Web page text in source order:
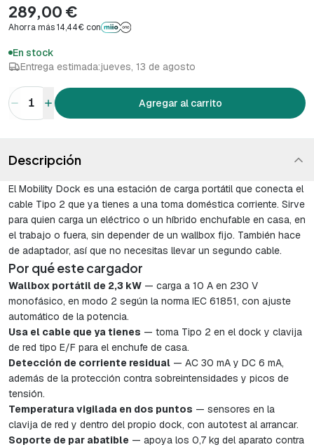
289,00 €
Ahorra más 14,44€ con
En stock
Entrega estimada:jueves, 13 de agosto
1 Agregar al carrito
Descripción
El Mobility Dock es una estación de carga portátil que conecta el
cable Tipo 2 que ya tienes a una toma doméstica corriente. Sirve
para quien carga un eléctrico o un híbrido enchufable en casa, en
el trabajo o fuera, sin depender de un wallbox fijo. También hace
de adaptador, así que no necesitas llevar un segundo cable.
Por qué este cargador
Wallbox portátil de 2,3 kW — carga a 10 A en 230 V
monofásico, en modo 2 según la norma IEC 61851, con ajuste
automático de la potencia.
Usa el cable que ya tienes — toma Tipo 2 en el dock y clavija
de red tipo E/F para el enchufe de casa.
Detección de corriente residual — AC 30 mA y DC 6 mA,
además de la protección contra sobreintensidades y picos de
tensión.
Temperatura vigilada en dos puntos — sensores en la
clavija de red y dentro del propio dock, con autotest al arrancar.
Soporte de par abatible — apoya los 0,7 kg del aparato contra